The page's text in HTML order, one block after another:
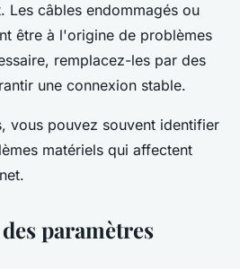
Les câbles endommagés ou
être à l'origine de problèmes
remplacez-les par des
une connexion stable.
vous pouvez souvent identifier
matériels qui affectent
paramètres